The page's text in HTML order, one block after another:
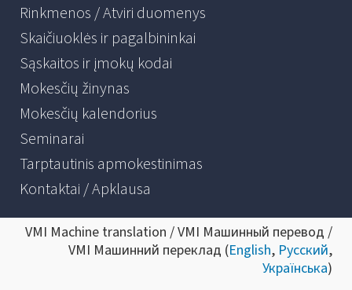
Rinkmenos / Atviri duomenys
Skaičiuoklės ir pagalbininkai
Sąskaitos ir įmokų kodai
Mokesčių žinynas
Mokesčių kalendorius
Seminarai
Tarptautinis apmokestinimas
Kontaktai / Apklausa
VMI Machine translation / VMI Машинный перевод /
VMI Машинний переклад (English, Русский,
Українська)